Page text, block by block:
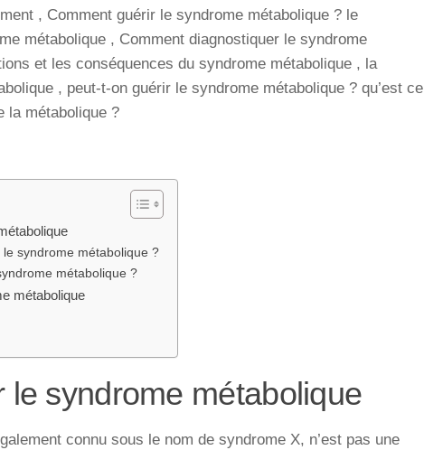
, Comment guérir le syndrome métabolique ? le
métabolique , Comment diagnostiquer le syndrome
et les conséquences du syndrome métabolique , la
, peut-t-on guérir le syndrome métabolique ? qu’est ce
la métabolique ?
le syndrome métabolique ?
métabolique ?
métabolique
le syndrome métabolique
connu sous le nom de syndrome X, n’est pas une